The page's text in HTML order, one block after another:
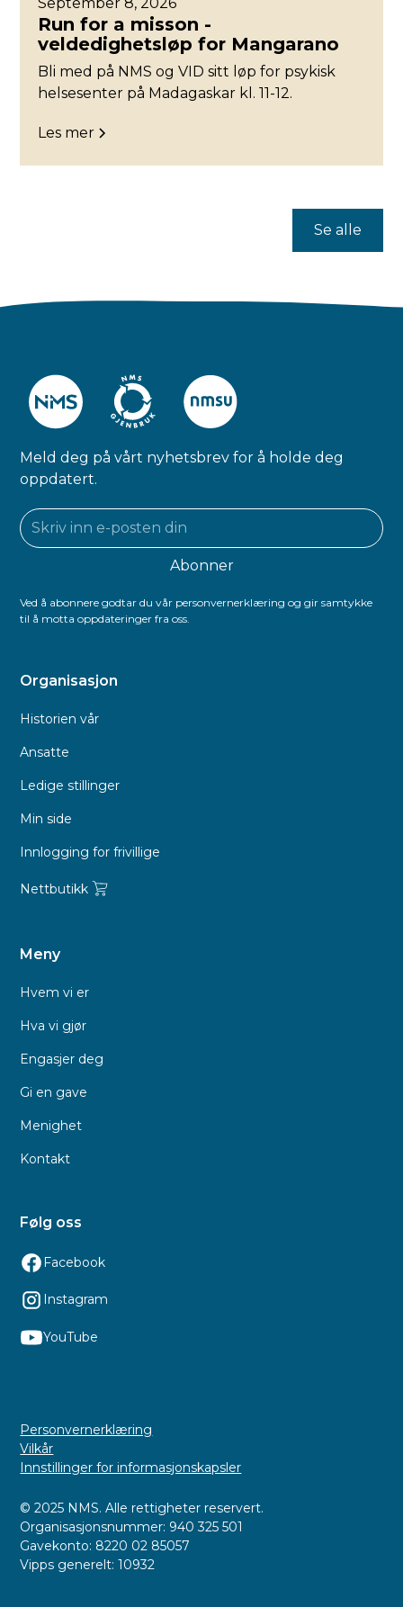
Run for a misson -
veldedighetsløp for Mangarano
Bli med på NMS og VID sitt løp for psykisk
helsesenter på Madagaskar kl. 11-12.
Les mer
Se alle
Meld deg på vårt nyhetsbrev for å holde deg
oppdatert.
Ved å abonnere godtar du vår personvernerklæring og gir samtykke
til å motta oppdateringer fra oss.
Organisasjon
Historien vår
Ansatte
Ledige stillinger
Min side
Innlogging for frivillige
Nettbutikk
Meny
Hvem vi er
Hva vi gjør
Engasjer deg
Gi en gave
Menighet
Kontakt
Følg oss
Facebook
Instagram
YouTube
© 2025 NMS. Alle rettigheter reservert.
Organisasjonsnummer: 940 325 501
Gavekonto: 8220 02 85057
Vipps generelt: 10932
Personvernerklæring
Vilkår
Innstillinger for informasjonskapsler